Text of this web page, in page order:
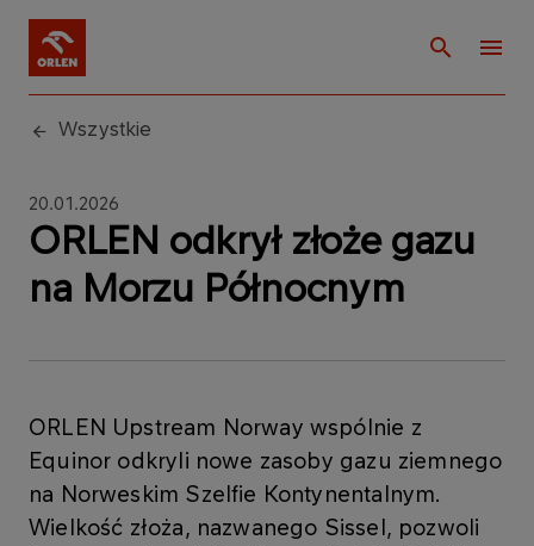
Wszystkie
20.01.2026
ORLEN odkrył złoże gazu
na Morzu Północnym
ORLEN Upstream Norway wspólnie z
Equinor odkryli nowe zasoby gazu ziemnego
na Norweskim Szelfie Kontynentalnym.
Wielkość złoża, nazwanego Sissel, pozwoli